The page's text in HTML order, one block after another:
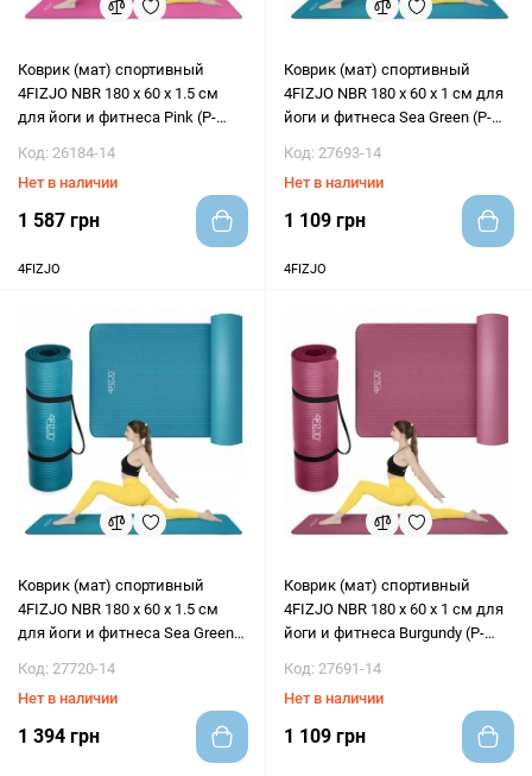
Коврик (мат) спортивный
4FIZJO NBR 180 x 60 x 1.5 см
для йоги и фитнеса Pink (P-
Код: 26184-14
Нет в наличии
1 587 грн
4FIZJO
Коврик (мат) спортивный
4FIZJO NBR 180 x 60 x 1 см для
йоги и фитнеса Sea Green (P-
Код: 27693-14
Нет в наличии
1 109 грн
4FIZJO
Коврик (мат) спортивный
4FIZJO NBR 180 x 60 x 1.5 см
для йоги и фитнеса Sea Green
Код: 27720-14
Нет в наличии
1 394 грн
Коврик (мат) спортивный
4FIZJO NBR 180 x 60 x 1 см для
йоги и фитнеса Burgundy (P-
Код: 27691-14
Нет в наличии
1 109 грн